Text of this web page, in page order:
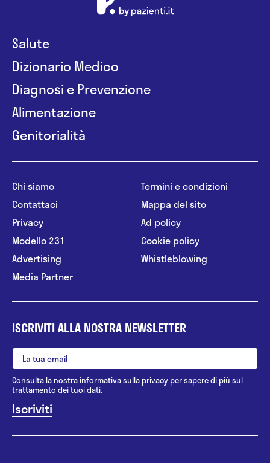
Salute
Dizionario Medico
Diagnosi e Prevenzione
Alimentazione
Genitorialità
Chi siamo
Contattaci
Privacy
Modello 231
Advertising
Media Partner
Termini e condizioni
Mappa del sito
Ad policy
Cookie policy
Whistleblowing
ISCRIVITI ALLA NOSTRA NEWSLETTER
Consulta la nostrainformativa sulla privacy per sapere di più sul
trattamento dei tuoi dati.